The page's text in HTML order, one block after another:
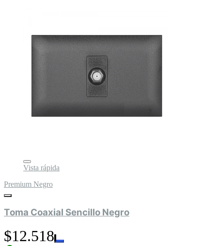
Vista rápida
Premium Negro
Toma Coaxial Sencillo Negro
$12.518